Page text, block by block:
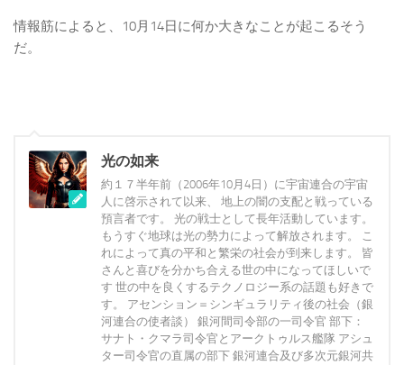
情報筋によると、10月14日に何か大きなことが起こるそう
だ。
光の如来
約１７半年前（2006年10月4日）に宇宙連合の宇宙
人に啓示されて以来、 地上の闇の支配と戦っている
預言者です。 光の戦士として長年活動しています。
もうすぐ地球は光の勢力によって解放されます。 こ
れによって真の平和と繁栄の社会が到来します。 皆
さんと喜びを分かち合える世の中になってほしいで
す 世の中を良くするテクノロジー系の話題も好きで
す。 アセンション＝シンギュラリティ後の社会（銀
河連合の使者談） 銀河間司令部の一司令官 部下：
サナト・クマラ司令官とアークトゥルス艦隊 アシュ
ター司令官の直属の部下 銀河連合及び多次元銀河共